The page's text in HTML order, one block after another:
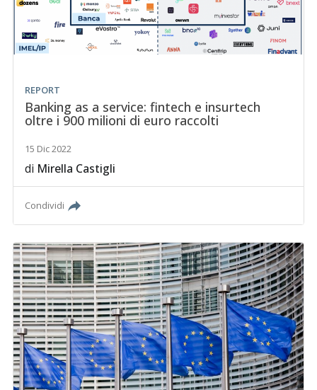
REPORT
Banking as a service: fintech e insurtech
oltre i 900 milioni di euro raccolti
15 Dic 2022
di Mirella Castigli
Condividi